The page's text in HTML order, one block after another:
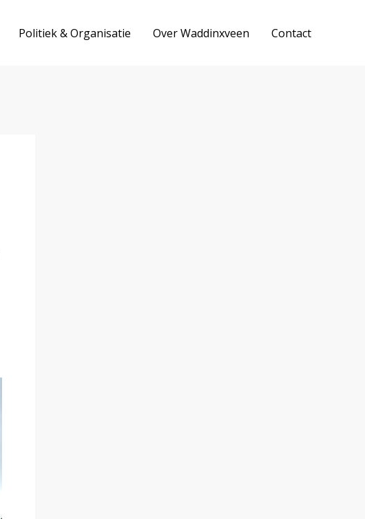
Politiek & Organisatie Over Waddinxveen Contact